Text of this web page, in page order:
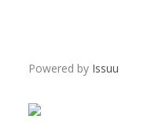
Powered by Issuu